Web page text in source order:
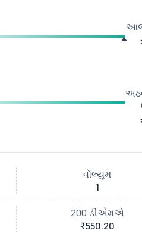
વૉલ્યુમ
1
200 ડીએમએ
₹550.20